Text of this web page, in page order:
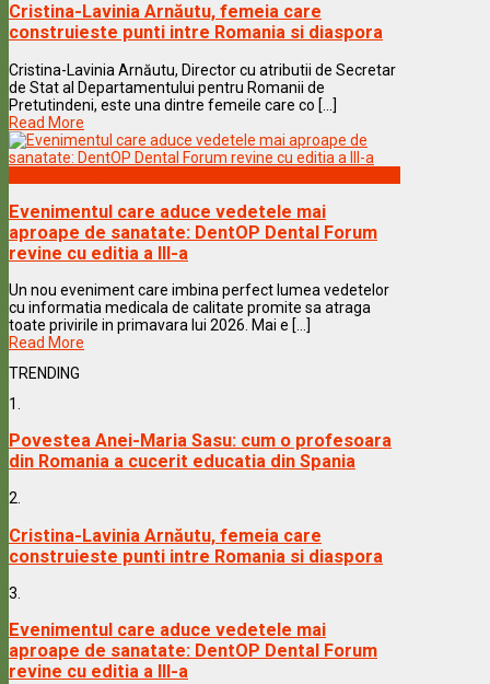
Cristina-Lavinia Arnăutu, femeia care
construieste punti intre Romania si diaspora
Cristina-Lavinia Arnăutu, Director cu atributii de Secretar
de Stat al Departamentului pentru Romanii de
Pretutindeni, este una dintre femeile care co [...]
Read More
Evenimentul care aduce vedetele mai
aproape de sanatate: DentOP Dental Forum
revine cu editia a III-a
Un nou eveniment care imbina perfect lumea vedetelor
cu informatia medicala de calitate promite sa atraga
toate privirile in primavara lui 2026. Mai e [...]
Read More
TRENDING
1.
Povestea Anei-Maria Sasu: cum o profesoara
din Romania a cucerit educatia din Spania
2.
Cristina-Lavinia Arnăutu, femeia care
construieste punti intre Romania si diaspora
3.
Evenimentul care aduce vedetele mai
aproape de sanatate: DentOP Dental Forum
revine cu editia a III-a